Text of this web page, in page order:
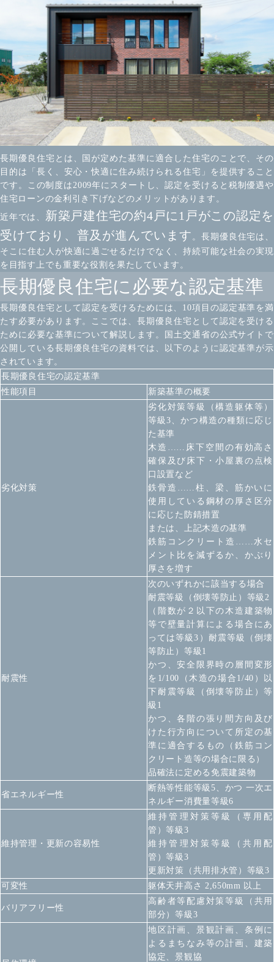
長期優良住宅とは、国が定めた基準に適合した住宅のことで、その
目的は「長く、安心・快適に住み続けられる住宅」を提供すること
です。この制度は2009年にスタートし、認定を受けると税制優遇や
住宅ローンの金利引き下げなどのメリットがあります。
近年では、 新築戸建住宅の約4戸に1戸がこの認定を
受けており、普及が進んでいます 。長期優良住宅は、
そこに住む人が快適に過ごせるだけでなく、持続可能な社会の実現
を目指す上でも重要な役割を果たしています。
長期優良住宅に必要な認定基準
長期優良住宅として認定を受けるためには、10項目の認定基準を満
たす必要があります。ここでは、長期優良住宅として認定を受ける
ために必要な基準について解説します。国土交通省の公式サイトで
公開している長期優良住宅の資料では、以下のように認定基準が示
されています。
長期優良住宅の認定基準
性能項目
新築基準の概要
劣化対策
劣化対策等級（構造躯体等）
等級3、かつ構造の種類に応じ
た基準
木造……床下空間の有効高さ
確保及び床下・小屋裏の点検
口設置など
鉄骨造……柱、梁、筋かいに
使用している鋼材の厚さ区分
に応じた防錆措置
または、上記木造の基準
鉄筋コンクリート造……水セ
メント比を減ずるか、かぶり
厚さを増す
耐震性
次のいずれかに該当する場合
耐震等級（倒壊等防止）等級2
（階数が２以下の木造建築物
等で壁量計算による場合にあ
っては等級3） 耐震等級（倒壊
等防止）等級1
かつ、安全限界時の層間変形
を1/100（木造の場合1/40）以
下 耐震等級（倒壊等防止）等
級1
かつ、各階の張り間方向及び
けた行方向について所定の基
準に適合するもの（鉄筋コン
クリート造等の場合に限る）
品確法に定める免震建築物
省エネルギー性
断熱等性能等級5、かつ 一次エ
ネルギー消費量等級6
維持管理・更新の容易性
維持管理対策等級（専用配
管）等級3
維持管理対策等級（共用配
管）等級3
更新対策（共用排水管）等級3
可変性
躯体天井高さ 2,650mm 以上
バリアフリー性
高齢者等配慮対策等級（共用
部分）等級3
地区計画、景観計画、条例に
よるまちなみ等の計画、建築
協定、景観協